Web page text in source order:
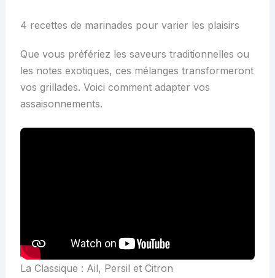
4 recettes de marinades pour varier les plaisirs
Que vous préfériez les saveurs traditionnelles ou
les notes exotiques, ces mélanges transformeront
vos grillades. Voici comment adapter vos
assaisonnements.
La Classique : Ail, Persil et Citron